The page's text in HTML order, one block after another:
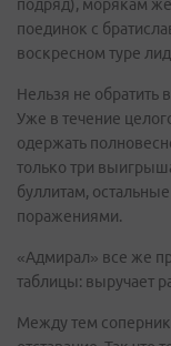
подряд), морякам
поединок с
воскресном туре
Нельзя не обратить
Уже в течение
одержать
только три
буллитам,
поражениями.
«Адмирал» все же
таблицы: выручает
Между тем